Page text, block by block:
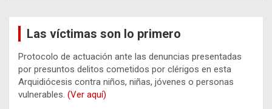
Las víctimas son lo primero
Protocolo de actuación ante las denuncias presentadas
por presuntos delitos cometidos por clérigos en esta
Arquidiócesis contra niños, niñas, jóvenes o personas
vulnerables. (Ver aquí)